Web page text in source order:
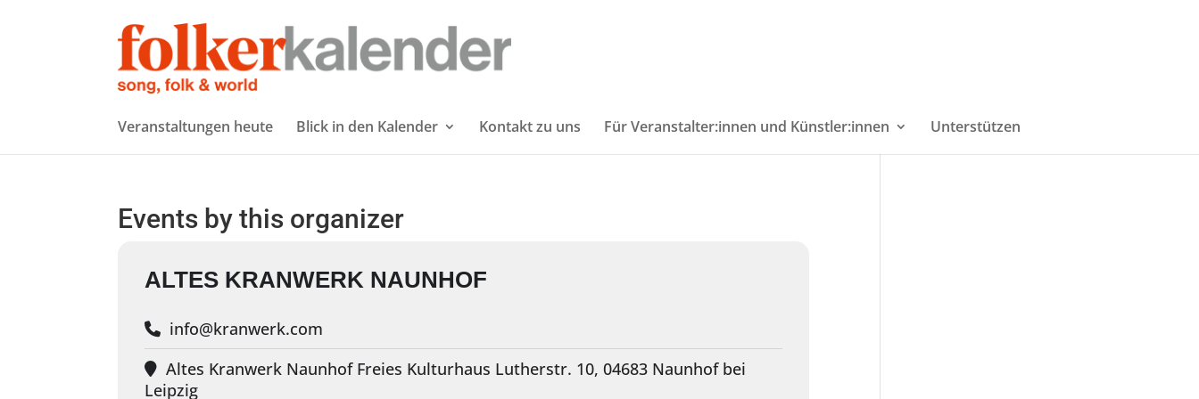
Veranstaltungen heute Blick in den Kalender Kontakt zu uns Für Veranstalter:innen und Künstler:innen Unterstützen
Events by this organizer
ALTES KRANWERK NAUNHOF
info@kranwerk.com
Altes Kranwerk Naunhof Freies Kulturhaus Lutherstr. 10, 04683 Naunhof bei
Leipzig